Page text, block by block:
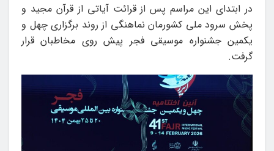
در ابتدای این مراسم پس از قرائت آیاتی از قرآن مجید و
پخش سرود ملی کشورمان نماهنگی از روند برگزاری چهل و
یکمین جشنواره موسیقی فجر پیش روی مخاطبان قرار
گرفت.